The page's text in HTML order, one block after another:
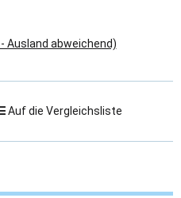
- Ausland abweichend)
Auf die Vergleichsliste